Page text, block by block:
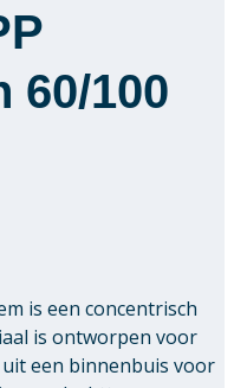
60/100
is een concentrisch
is ontworpen voor
een binnenbuis voor